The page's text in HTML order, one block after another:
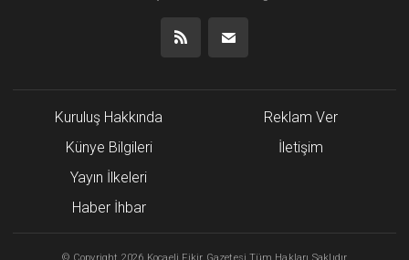
Kuruluş Hakkında
Künye Bilgileri
Yayın İlkeleri
Haber İhbar
Reklam Ver
İletişim
© Copyright 2026 Kocaeli Fikir Gazetesi Tüm Hakları Saklıdır